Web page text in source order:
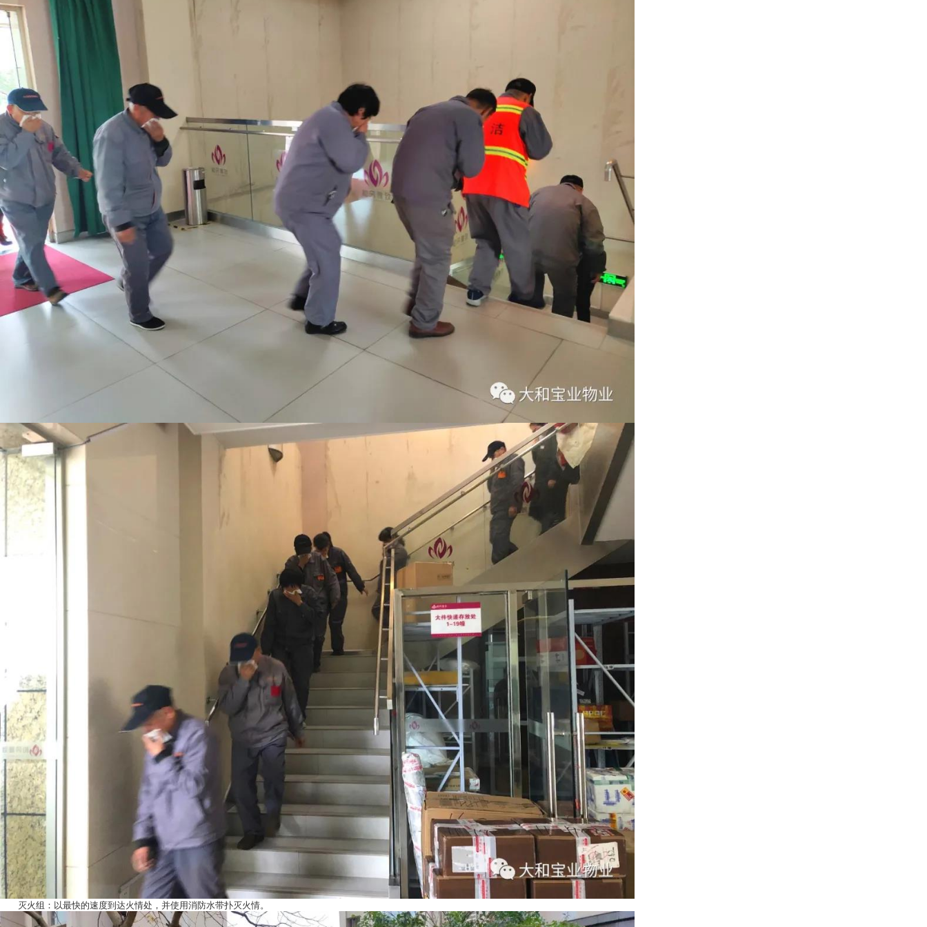
灭火组：以最快的速度到达火情处，并使用消防水带扑灭火情。